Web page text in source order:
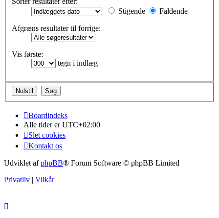
Stigende
Faldende
Afgræns resultater til forrige:
Vis første:
tegn i indlæg
Boardindeks
Alle tider erUTC+02:00
Slet cookies
Kontakt os
Udviklet afphpBB® Forum Software © phpBB Limited
Privatliv | Vilkår